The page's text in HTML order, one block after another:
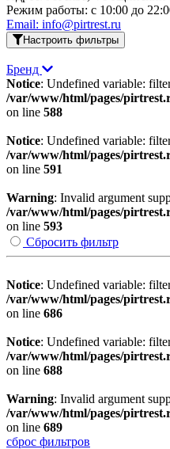
Режим работы: c 10:00 до
Email: info@pirtrest.ru
Настроить фильтры
Бренд
Notice: Undefined variable:
/var/www/html/pages/
on line 588
Notice: Undefined variable:
/var/www/html/pages/
on line 591
Warning: Invalid argument
/var/www/html/pages/
on line 593
Сбросить фильтр
Notice: Undefined variable:
/var/www/html/pages/
on line 686
Notice: Undefined variable:
/var/www/html/pages/
on line 688
Warning: Invalid argument
/var/www/html/pages/
on line 689
сброс фильтров